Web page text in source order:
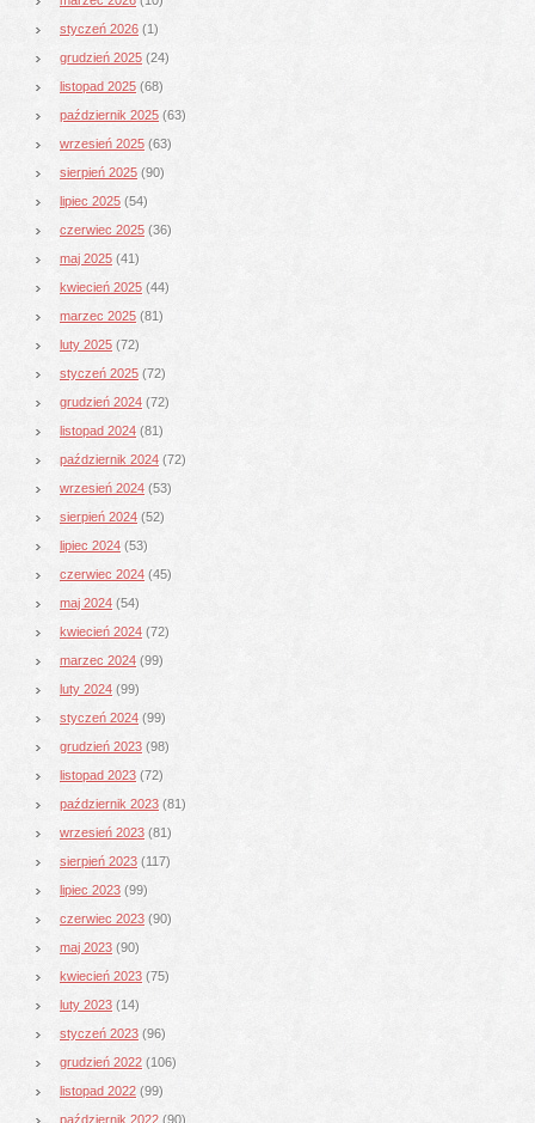
styczeń 2026 (1)
grudzień 2025 (24)
listopad 2025 (68)
październik 2025 (63)
wrzesień 2025 (63)
sierpień 2025 (90)
lipiec 2025 (54)
czerwiec 2025 (36)
maj 2025 (41)
kwiecień 2025 (44)
marzec 2025 (81)
luty 2025 (72)
styczeń 2025 (72)
grudzień 2024 (72)
listopad 2024 (81)
październik 2024 (72)
wrzesień 2024 (53)
sierpień 2024 (52)
lipiec 2024 (53)
czerwiec 2024 (45)
maj 2024 (54)
kwiecień 2024 (72)
marzec 2024 (99)
luty 2024 (99)
styczeń 2024 (99)
grudzień 2023 (98)
listopad 2023 (72)
październik 2023 (81)
wrzesień 2023 (81)
sierpień 2023 (117)
lipiec 2023 (99)
czerwiec 2023 (90)
maj 2023 (90)
kwiecień 2023 (75)
luty 2023 (14)
styczeń 2023 (96)
grudzień 2022 (106)
listopad 2022 (99)
październik 2022 (90)